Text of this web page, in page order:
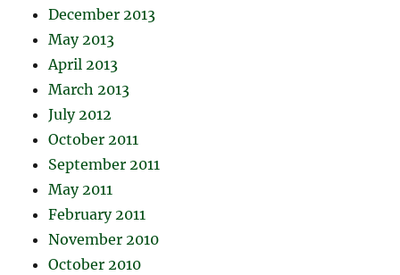
December 2013
May 2013
April 2013
March 2013
July 2012
October 2011
September 2011
May 2011
February 2011
November 2010
October 2010